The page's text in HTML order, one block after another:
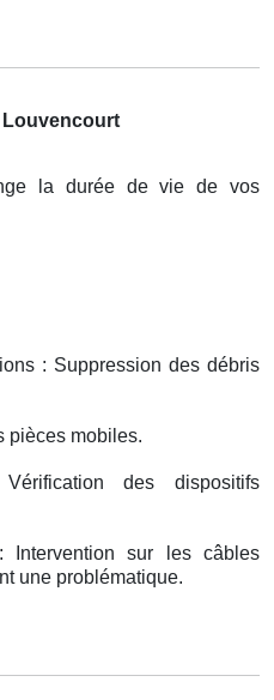
Louvencourt
la durée de vie de vos
: Suppression des débris
pièces mobiles.
des dispositifs
Intervention sur les câbles
une problématique.